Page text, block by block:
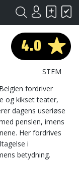
4.0
STEM
fordriver
og kikset teater,
dagens useriøse
penslen, imens
Her fordrives
i
betydning.